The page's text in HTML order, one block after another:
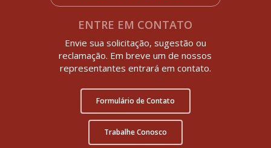
ENTRE EM CONTATO
Envie sua solicitação, sugestão ou
reclamação. Em breve um de nossos
representantes entrará em contato.
Formulário de Contato
Trabalhe Conosco